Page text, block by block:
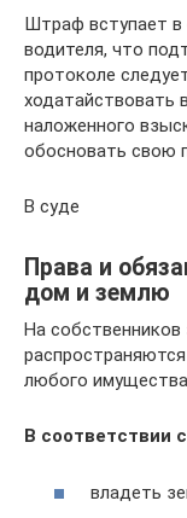
Штраф вступает в
водителя, что
протоколе
ходатайствовать
наложенного
обосновать свою
В суде
Права и
дом и землю
На собственников
любого
В соответствии
владеть